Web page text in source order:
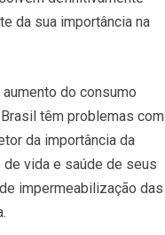
da sua importância na
do consumo
têm problemas com
da importância da
vida e saúde de seus
impermeabilização das